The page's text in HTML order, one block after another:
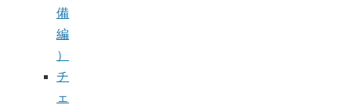
備
編
）
チ
ェ